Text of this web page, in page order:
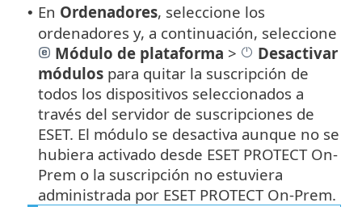
• En Ordenadores, seleccione los
ordenadores y, a continuación, seleccione
Módulo de plataforma >
Desactivar
módulos para quitar la suscripción de
todos los dispositivos seleccionados a
través del servidor de suscripciones de
ESET. El módulo se desactiva aunque no se
hubiera activado desde ESET PROTECT On-
Prem o la suscripción no estuviera
administrada por ESET PROTECT On-Prem.